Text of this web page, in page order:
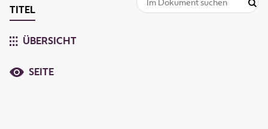
TITEL
ÜBERSICHT
SEITE